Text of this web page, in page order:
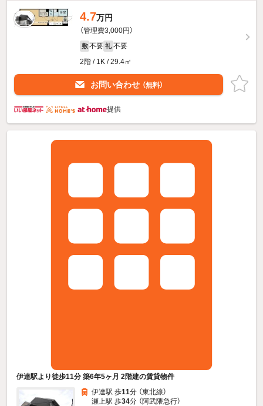
4.7万円
（管理費3,000円）
敷 不要 礼 不要
2階 / 1K / 29.4㎡
お問い合わせ （無料）
提供
伊達駅より徒歩11分 築6年5ヶ月 2階建の賃貸物件
伊達駅 歩11分 （東北線）
瀬上駅 歩34分 （阿武隈急行）